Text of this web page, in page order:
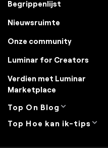
Begrippenlijst
Nieuwsruimte
Onze community
Luminar for Creators
Verdien met Luminar
Marketplace
Top On Blog
Manual Mode in
Top Hoe kan ik-tips